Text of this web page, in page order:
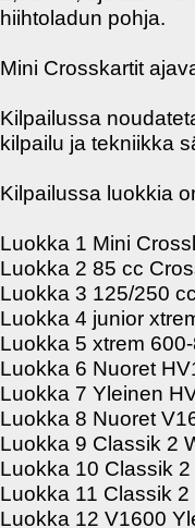
hiihtoladun pohja.
Mini Crosskartit
Kilpailussa
kilpailu ja tekniikka
Kilpailussa luokkia
Luokka 1 Mini
Luokka 2 85 cc
Luokka 3 125/250
Luokka 4 junior
Luokka 5 xtrem
Luokka 6 Nuoret
Luokka 7 Yleinen
Luokka 8 Nuoret
Luokka 9 Classik 2
Luokka 10 Classik
Luokka 11 Classik
Luokka 12 V1600